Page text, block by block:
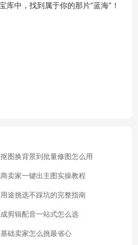
库中，找到属于你的那片“蓝海”！
图换背景到批量修图怎么用
卖家一键出主图实操教程
途挑选不踩坑的完整指南
剪辑配音一站式怎么选
础卖家怎么挑最省心